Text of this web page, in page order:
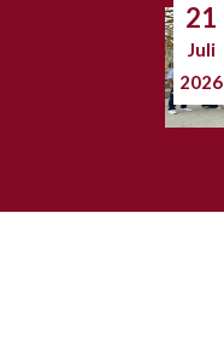
21
Juli
2026